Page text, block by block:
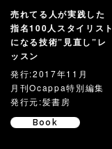
売れてる人が実践した
指名100人スタイリスト
になる技術”見直し”レ
ッスン
発行:2017年11月
月刊Ocappa特別編集
発行元:髪書房
Book